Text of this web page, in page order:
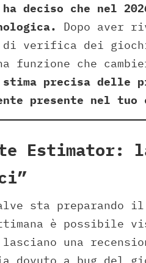
ha deciso che nel
Dopo aver
verifica dei
funzione che
stima precisa delle
presente nel tuo
sta
è possibile
una